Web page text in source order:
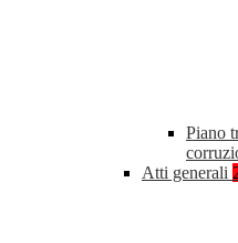
Piano
Atti generali